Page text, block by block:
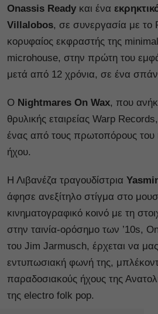
Onassis Ready και ένα
Villalobos, σε συνεργασία με το
κορυφαίος εκφραστής της
microhouse, στην πρώτη του
μετά από 12 χρόνια, σε ένα
Ο Nightmares On Wax, που
θρυλικής εταιρείας Warp
ένας από τους πρωτοπόρους του
ήχου.
Η Λιβανέζα τραγουδίστρια
άφησε ανεξίτηλο στίγμα στο
κινηματογραφικό κοινό με τη
στην ταινία-ορόσημο των ’10s,
του Jim Jarmusch, έρχεται να
εντυπωσιακή φωνή της,
παραδοσιακούς ήχους της
της electro folk pop.